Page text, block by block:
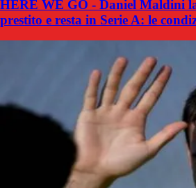
HERE WE GO - Daniel Maldini
prestito e resta in Serie A: le